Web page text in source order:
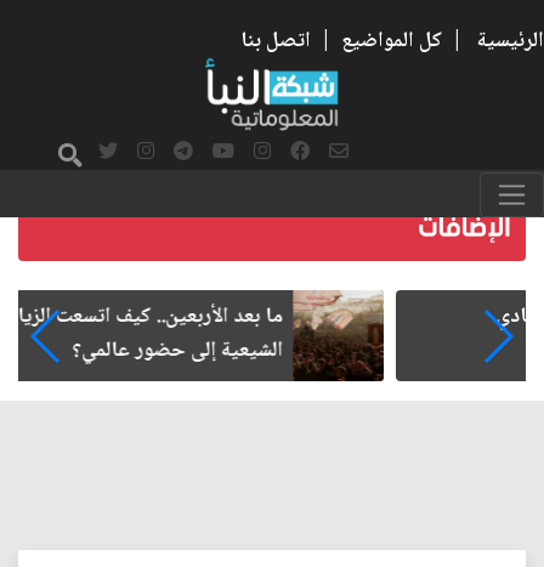
الرئيسية | كل المواضيع | اتصل بنا
ما بعد الأربعين.. كيف اتسعت الزيارة من هويتها
الشيعية إلى حضور عالمي؟